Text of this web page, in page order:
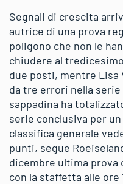
Segnali di crescita
autrice di una prova
poligono che non le
chiudere al
due posti, mentre
da tre errori nella
sappadina ha
serie conclusiva per
classifica generale
punti, segue
dicembre ultima prova
con la staffetta alle ore